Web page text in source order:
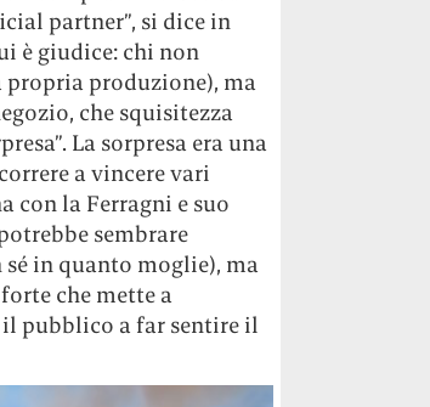
partner”, si dice in
è giudice: chi non
produzione), ma
che squisitezza
La sorpresa era una
a vincere vari
con la Ferragni e suo
sembrare
in quanto moglie), ma
che mette a
pubblico a far sentire il